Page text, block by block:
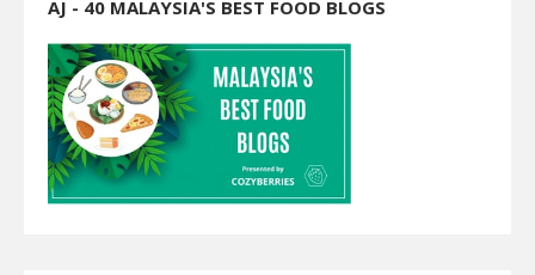
AJ - 40 MALAYSIA'S BEST FOOD BLOGS